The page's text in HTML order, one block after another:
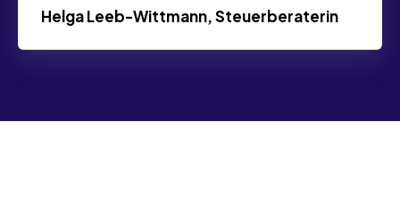
Helga Leeb-Wittmann, Steuerberaterin